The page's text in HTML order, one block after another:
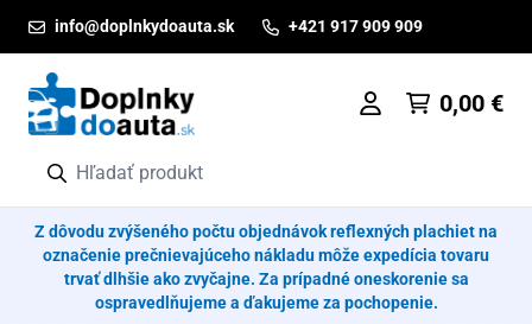
info@doplnkydoauta.sk +421 917 909 909
0,00 €
Z dôvodu zvýšeného počtu objednávok reflexných plachiet na
označenie prečnievajúceho nákladu môže expedícia tovaru
trvať dlhšie ako zvyčajne. Za prípadné oneskorenie sa
ospravedlňujeme a ďakujeme za pochopenie.